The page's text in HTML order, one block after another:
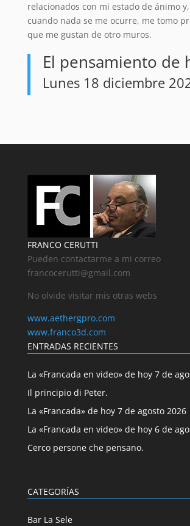
relacionados con mi estado de ánimo y,
cuando nada se me ocurre, me tomo
que me gustan de otro muros.
El pensamiento de
Lunes 18 diciembre
FRANCO CERUTTI
Pueden contactarme a mi correo
francocerutti@gmail.com
No olvide visitar mis otras webs
www.aethergpro.com
www.franco3d.com
ENTRADAS RECIENTES
La «Francada en video» de hoy 7 de
Il principio di Peter.
La «Francada» de hoy 7 de agosto 2026
La «Francada en video» de hoy 6 de
Cerco persone che pensano.
CATEGORÍAS
Bar La Sele